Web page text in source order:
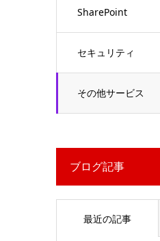
SharePoint
セキュリティ
その他サービス
ブログ記事
最近の記事